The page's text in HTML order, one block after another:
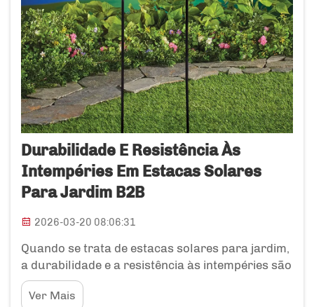
Durabilidade E Resistência Às
Intempéries Em Estacas Solares
Para Jardim B2B
2026-03-20 08:06:31
Quando se trata de estacas solares para jardim,
a durabilidade e a resistência às intempéries são
realmente importantes. Essas estacas não
servem apenas para decoração; elas iluminam
Ver Mais